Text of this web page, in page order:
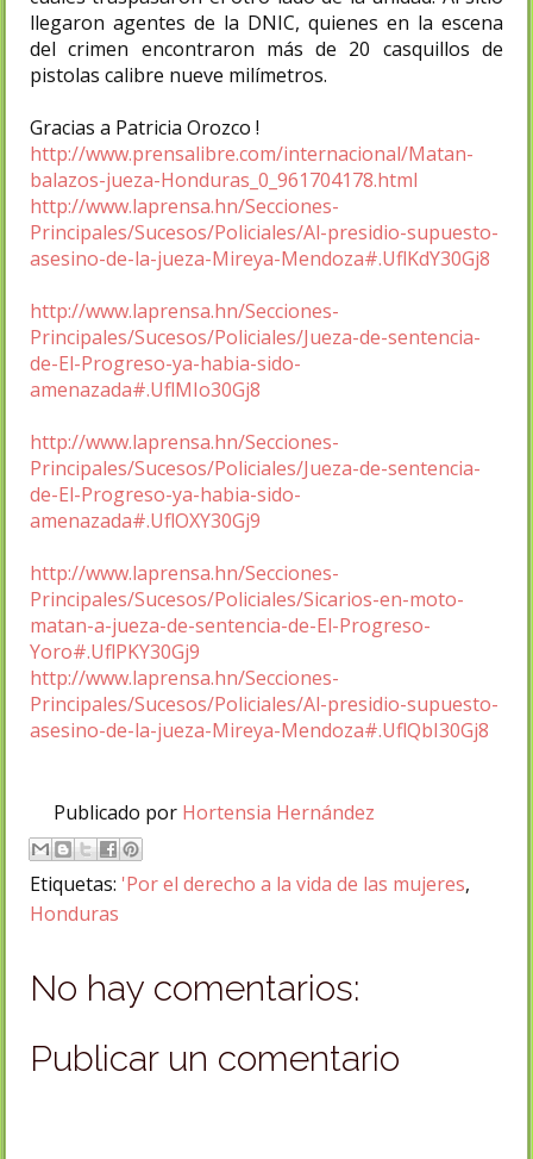
llegaron agentes de la DNIC, quienes en la escena
del crimen encontraron más de 20 casquillos de
pistolas calibre nueve milímetros.
Gracias a Patricia Orozco !
http://www.prensalibre.com/internacional/Matan-
balazos-jueza-Honduras_0_961704178.html
http://www.laprensa.hn/Secciones-
Principales/Sucesos/Policiales/Al-presidio-supuesto-
asesino-de-la-jueza-Mireya-Mendoza#.UflKdY30Gj8
http://www.laprensa.hn/Secciones-
Principales/Sucesos/Policiales/Jueza-de-sentencia-
de-El-Progreso-ya-habia-sido-
amenazada#.UflMIo30Gj8
http://www.laprensa.hn/Secciones-
Principales/Sucesos/Policiales/Jueza-de-sentencia-
de-El-Progreso-ya-habia-sido-
amenazada#.UflOXY30Gj9
http://www.laprensa.hn/Secciones-
Principales/Sucesos/Policiales/Sicarios-en-moto-
matan-a-jueza-de-sentencia-de-El-Progreso-
Yoro#.UflPKY30Gj9
http://www.laprensa.hn/Secciones-
Principales/Sucesos/Policiales/Al-presidio-supuesto-
asesino-de-la-jueza-Mireya-Mendoza#.UflQbI30Gj8
Publicado por Hortensia Hernández
Etiquetas: 'Por el derecho a la vida de las mujeres,
Honduras
No hay comentarios:
Publicar un comentario